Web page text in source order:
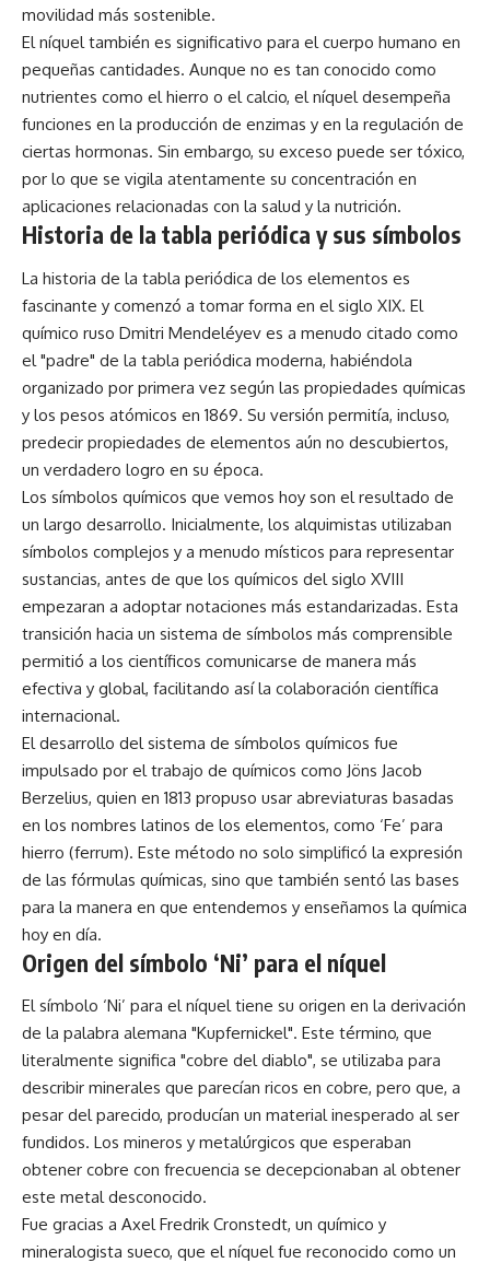
movilidad más sostenible.
El níquel también es significativo para el cuerpo humano en
pequeñas cantidades. Aunque no es tan conocido como
nutrientes como elhierro o elcalcio, el níquel desempeña
funciones en la producción de enzimas y en la regulación de
ciertas hormonas. Sin embargo, su exceso puede ser tóxico,
por lo que se vigila atentamente su concentración en
aplicaciones relacionadas con la salud y la nutrición.
Historia de la tabla periódica y sus símbolos
La historia de la tabla periódica de los elementos es
fascinante y comenzó a tomar forma en el siglo XIX. El
químico ruso Dmitri Mendeléyev es a menudo citado como
el "padre" de la tabla periódica moderna, habiéndola
organizado por primera vez según las propiedades químicas
y los pesos atómicos en 1869. Su versión permitía, incluso,
predecir propiedades de elementos aún no descubiertos,
un verdadero logro en su época.
Los símbolos químicos que vemos hoy son el resultado de
un largo desarrollo. Inicialmente, los alquimistas utilizaban
símbolos complejos y a menudo místicos para representar
sustancias, antes de que los químicos del siglo XVIII
empezaran a adoptar notaciones más estandarizadas. Esta
transición hacia un sistema de símbolos más comprensible
permitió a los científicos comunicarse de manera más
efectiva y global, facilitando así la colaboración científica
internacional.
El desarrollo del sistema de símbolos químicos fue
impulsado por el trabajo de químicos como Jöns Jacob
Berzelius, quien en 1813 propuso usar abreviaturas basadas
en los nombres latinos de los elementos, como ‘Fe’ para
hierro (ferrum). Este método no solo simplificó la expresión
de las fórmulas químicas, sino que también sentó las bases
para la manera en que entendemos y enseñamos la química
hoy en día.
Origen del símbolo ‘Ni’ para el níquel
El símbolo ‘Ni’ para el níquel tiene su origen en la derivación
de la palabra alemana "Kupfernickel". Este término, que
literalmente significa "cobre del diablo", se utilizaba para
describir minerales que parecían ricos en cobre, pero que, a
pesar del parecido, producían un material inesperado al ser
fundidos. Los mineros y metalúrgicos que esperaban
obtener cobre con frecuencia se decepcionaban al obtener
este metal desconocido.
Fue gracias a Axel Fredrik Cronstedt, un químico y
mineralogista sueco, que el níquel fue reconocido como un